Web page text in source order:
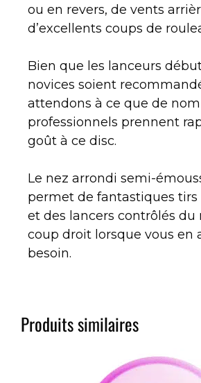
ou en revers, de vents
d’excellents coups de
Bien que les lanceurs
novices soient
attendons à ce que de
professionnels prennent
goût à ce disc.
Le nez arrondi semi-
permet de fantastiques tirs
et des lancers contrôlés du
coup droit lorsque vous en
besoin.
Produits similaires